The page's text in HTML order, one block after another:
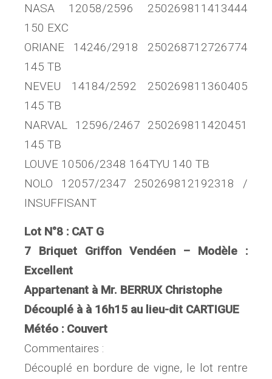
NASA 12058/2596 250269811413444
150 EXC
ORIANE 14246/2918 250268712726774
145 TB
NEVEU 14184/2592 250269811360405
145 TB
NARVAL 12596/2467 250269811420451
145 TB
LOUVE 10506/2348 164TYU 140 TB
NOLO 12057/2347 250269812192318 /
INSUFFISANT
Lot N°8 : CAT G
7 Briquet Griffon Vendéen – Modèle :
Excellent
Appartenant à Mr. BERRUX Christophe
Découplé à à 16h15 au lieu-dit CARTIGUE
Météo : Couvert
Commentaires :
Découplé en bordure de vigne, le lot rentre